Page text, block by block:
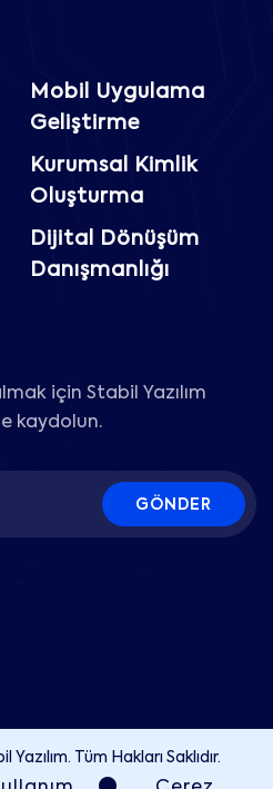
Mobil Uygulama
Geliştirme
Kurumsal Kimlik
Oluşturma
Dijital Dönüşüm
Danışmanlığı
için Stabil Yazılım
kaydolun.
GÖNDER
Tüm Hakları Saklıdır.